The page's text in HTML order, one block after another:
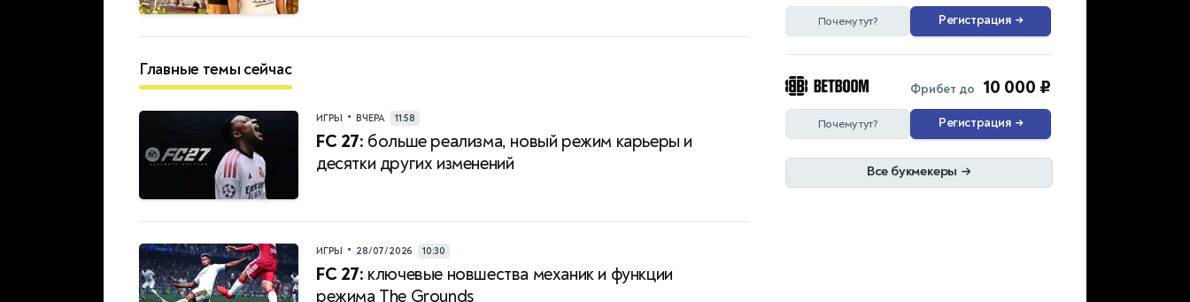
Главные темы сейчас
ИГРЫ • ВЧЕРА 11:58
FC 27: больше реализма, новый режим карьеры и
десятки других изменений
ИГРЫ • 28/07/2026 10:30
FC 27: ключевые новшества механик и функции
режима The Grounds
Почему тут? Регистрация →
Фрибет до 10 000 ₽
Почему тут? Регистрация →
Все букмекеры →